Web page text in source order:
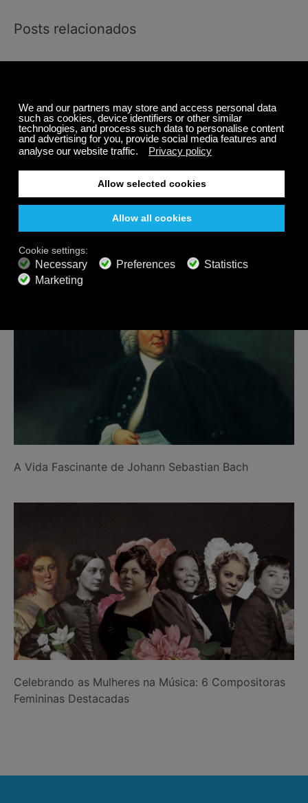
Posts relacionados
Barbara Strozzi: Compositora pioreira do século XVII
A Vida Fascinante de Johann Sebastian Bach
Celebrando as Mulheres na Música: 6 Compositoras
Femininas Destacadas